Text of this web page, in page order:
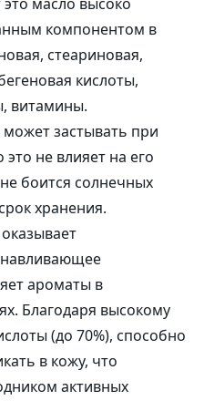
компонентом в
стеариновая,
кислоты,
витамины.
застывать при
не влияет на его
боится солнечных
хранения.
ароматы в
Благодаря высокому
(до 70%), способно
в кожу, что
активных